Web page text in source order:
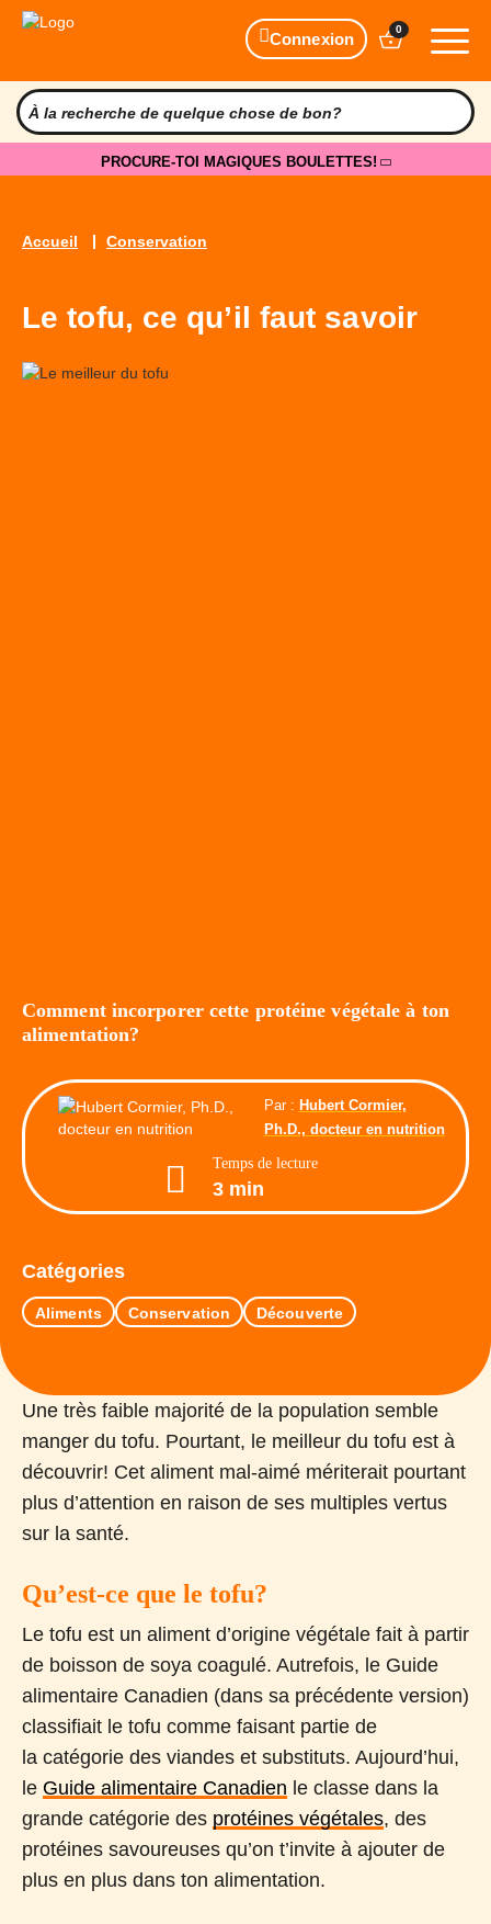
Connexion
0
PROCURE-TOI MAGIQUES BOULETTES!
Accueil Conservation
Le tofu, ce qu’il faut savoir
Comment incorporer cette protéine végétale à ton
alimentation?
Par : Hubert Cormier,
Ph.D., docteur en nutrition
Temps de lecture
3 min
Catégories
Aliments Conservation Découverte
Une très faible majorité de la population semble
manger du tofu. Pourtant, le meilleur du tofu est à
découvrir! Cet aliment mal-aimé mériterait pourtant
plus d’attention en raison de ses multiples vertus
sur la santé.
Qu’est-ce que le tofu?
Le tofu est un aliment d’origine végétale fait à partir
de boisson de soya coagulé. Autrefois, le Guide
alimentaire Canadien (dans sa précédente version)
classifiait le tofu comme faisant partie de
la catégorie des viandes et substituts. Aujourd’hui,
le Guide alimentaire Canadien le classe dans la
grande catégorie des protéines végétales, des
protéines savoureuses qu’on t’invite à ajouter de
plus en plus dans ton alimentation.